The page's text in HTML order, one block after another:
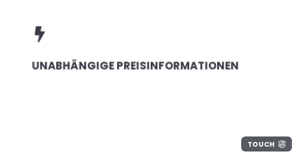
UNABHÄNGIGE PREISINFORMATIONEN
TOUCH